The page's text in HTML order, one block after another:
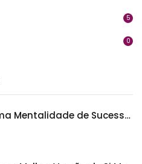
5
0
Como Criar Uma Mentalidade de Sucesso e Transformar Sua Vida